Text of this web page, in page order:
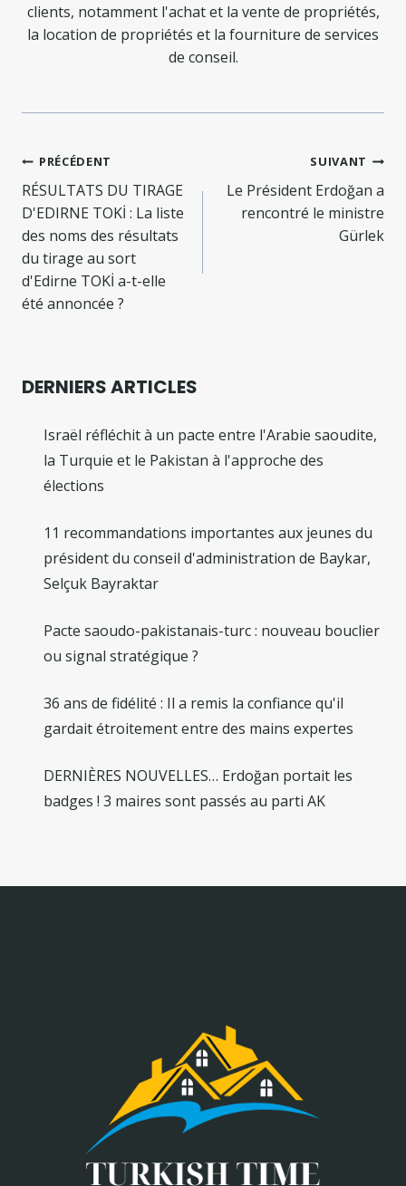
clients, notamment l'achat et la vente de propriétés,
la location de propriétés et la fourniture de services
de conseil.
Navigation
de
l’article
PRÉCÉDENT
RÉSULTATS DU TIRAGE
D'EDIRNE TOKİ : La liste
des noms des résultats
du tirage au sort
d'Edirne TOKİ a-t-elle
été annoncée ?
SUIVANT
Le Président Erdoğan a
rencontré le ministre
Gürlek
DERNIERS ARTICLES
Israël réfléchit à un pacte entre l'Arabie saoudite,
la Turquie et le Pakistan à l'approche des
élections
11 recommandations importantes aux jeunes du
président du conseil d'administration de Baykar,
Selçuk Bayraktar
Pacte saoudo-pakistanais-turc : nouveau bouclier
ou signal stratégique ?
36 ans de fidélité : Il a remis la confiance qu'il
gardait étroitement entre des mains expertes
DERNIÈRES NOUVELLES… Erdoğan portait les
badges ! 3 maires sont passés au parti AK